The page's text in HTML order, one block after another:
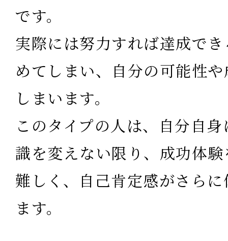
です。
実際には努力すれば達成で
めてしまい、自分の可能性
しまいます。
このタイプの人は、自分自
識を変えない限り、成功体
難しく、自己肯定感がさら
ます。